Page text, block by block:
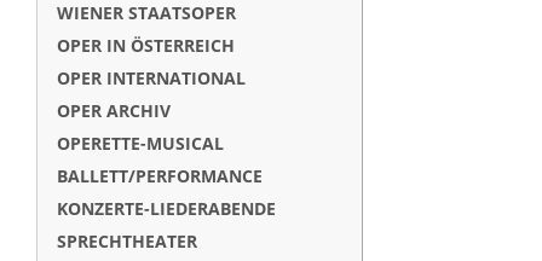
WIENER STAATSOPER
OPER IN ÖSTERREICH
OPER INTERNATIONAL
OPER ARCHIV
OPERETTE-MUSICAL
BALLETT/PERFORMANCE
KONZERTE-LIEDERABENDE
SPRECHTHEATER